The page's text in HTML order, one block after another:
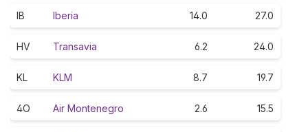
IB Iberia 14.0 27.0
HV Transavia 6.2 24.0
KL KLM 8.7 19.7
4O Air Montenegro 2.6 15.5